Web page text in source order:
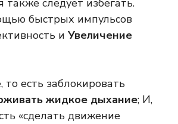
следует избегать.
быстрых импульсов
и Увеличение
есть заблокировать
жидкое дыхание; И,
«сделать движение